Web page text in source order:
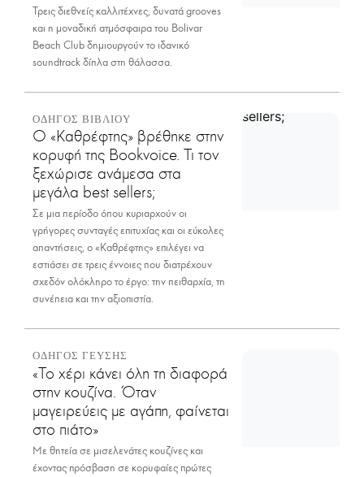
Τρεις διεθνείς καλλιτέχνες, δυνατά grooves
και η μοναδική ατμόσφαιρα του Bolivar
Beach Club δημιουργούν το ιδανικό
soundtrack δίπλα στη θάλασσα.
ΟΔΗΓΟΣ ΒΙΒΛΙΟΥ
Ο «Καθρέφτης» βρέθηκε στην
κορυφή της Bookvoice. Τι τον
ξεχώρισε ανάμεσα στα
μεγάλα best sellers;
Σε μια περίοδο όπου κυριαρχούν οι
γρήγορες συνταγές επιτυχίας και οι εύκολες
απαντήσεις, ο «Καθρέφτης» επιλέγει να
εστιάσει σε τρεις έννοιες που διατρέχουν
σχεδόν ολόκληρο το έργο: την πειθαρχία, τη
συνέπεια και την αξιοπιστία.
ΟΔΗΓΟΣ ΓΕΥΣΗΣ
«Το χέρι κάνει όλη τη διαφορά
στην κουζίνα. Όταν
μαγειρεύεις με αγάπη, φαίνεται
στο πιάτο»
Με θητεία σε μισελενάτες κουζίνες και
έχοντας πρόσβαση σε κορυφαίες πρώτες